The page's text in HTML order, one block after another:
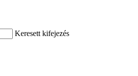
Keresett kifejezés